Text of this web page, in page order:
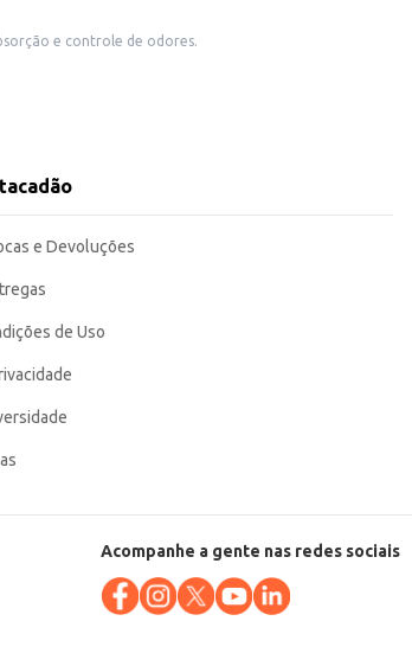
e controle de odores.
e Devoluções
de Uso
Acompanhe a gente nas redes sociais